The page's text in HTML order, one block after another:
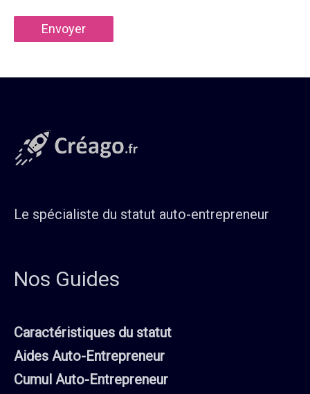
Le spécialiste du statut auto-entrepreneur
Nos Guides
Caractéristiques du statut
Aides Auto-Entrepreneur
Cumul Auto-Entrepreneur